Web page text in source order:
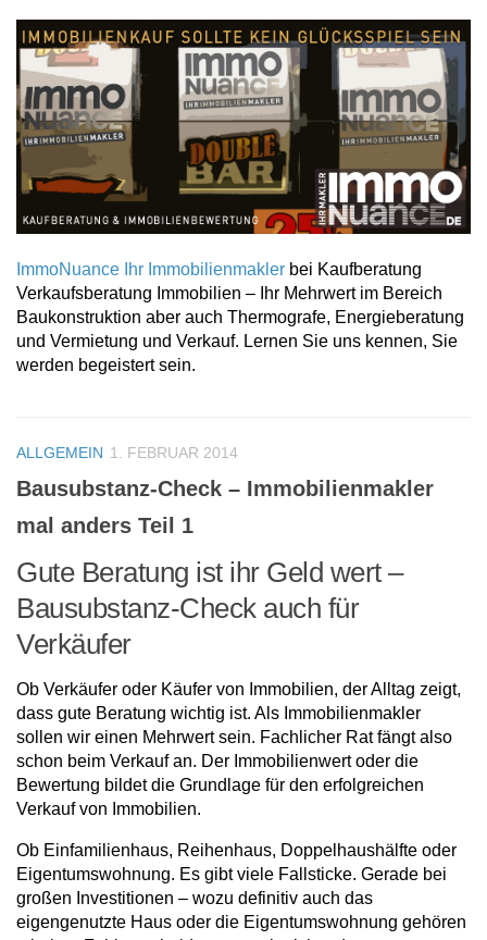
ImmoNuance Ihr Immobilienmakler bei Kaufberatung
Verkaufsberatung Immobilien – Ihr Mehrwert im Bereich
Baukonstruktion aber auch Thermografe, Energieberatung
und Vermietung und Verkauf. Lernen Sie uns kennen, Sie
werden begeistert sein.
ALLGEMEIN 1. FEBRUAR 2014
Bausubstanz-Check – Immobilienmakler
mal anders Teil 1
Gute Beratung ist ihr Geld wert –
Bausubstanz-Check auch für
Verkäufer
Ob Verkäufer oder Käufer von Immobilien, der Alltag zeigt,
dass gute Beratung wichtig ist. Als Immobilienmakler
sollen wir einen Mehrwert sein. Fachlicher Rat fängt also
schon beim Verkauf an. Der Immobilienwert oder die
Bewertung bildet die Grundlage für den erfolgreichen
Verkauf von Immobilien.
Ob Einfamilienhaus, Reihenhaus, Doppelhaushälfte oder
Eigentumswohnung. Es gibt viele Fallsticke. Gerade bei
großen Investitionen – wozu definitiv auch das
eigengenutzte Haus oder die Eigentumswohnung gehören